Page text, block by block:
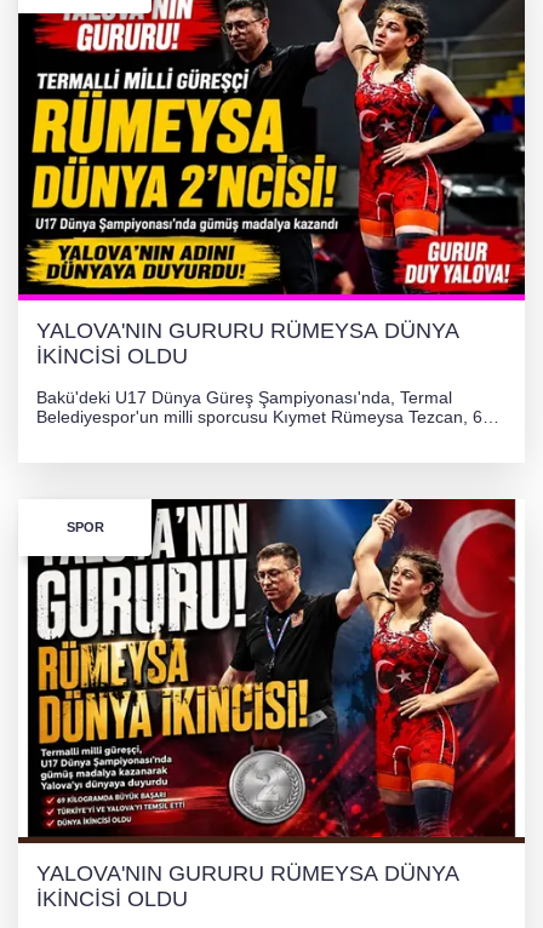
YALOVA'NIN GURURU RÜMEYSA DÜNYA
İKİNCİSİ OLDU
Bakü'deki U17 Dünya Güreş Şampiyonası'nda, Termal
Belediyespor'un milli sporcusu Kıymet Rümeysa Tezcan, 69
SPOR
YALOVA'NIN GURURU RÜMEYSA DÜNYA
İKİNCİSİ OLDU